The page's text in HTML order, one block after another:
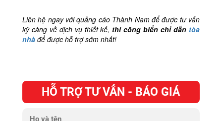
Liên hệ ngay với quảng cáo Thành Nam để được tư vấn
kỹ càng về dịch vụ thiết kế, thi công biển chỉ dẫn tòa
nhà để được hỗ trợ sớm nhất!
HỖ TRỢ TƯ VẤN - BÁO GIÁ